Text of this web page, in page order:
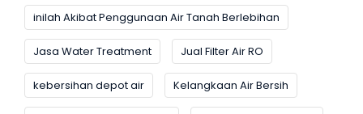
inilah Akibat Penggunaan Air Tanah Berlebihan
Jasa Water Treatment Jual Filter Air RO
kebersihan depot air Kelangkaan Air Bersih